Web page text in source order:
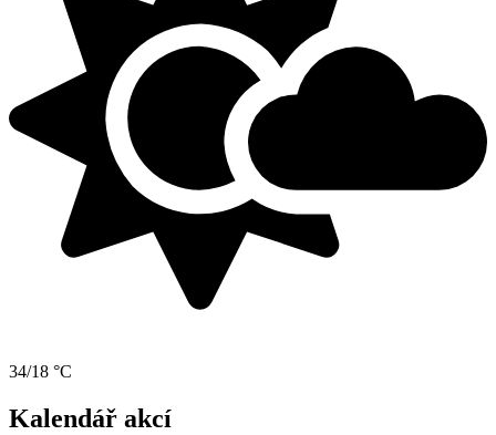
34/18 °C
Kalendář akcí